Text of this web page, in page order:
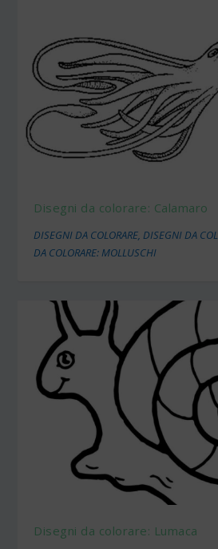
Disegni da colorare: Calamaro
DISEGNI DA COLORARE,DISEGNI DA
DA COLORARE: MOLLUSCHI
Disegni da colorare: Lumaca